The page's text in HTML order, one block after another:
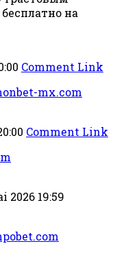
на
Comment Link
mx.com
Comment Link
2026 19:59